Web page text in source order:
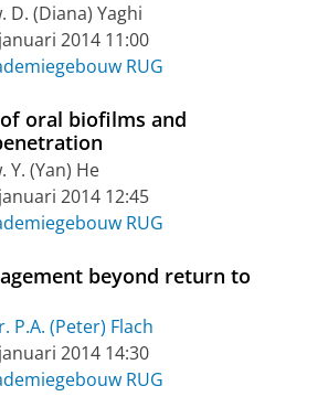
D. (Diana) Yaghi
2014 11:00
RUG
oral biofilms and
Y. (Yan) He
2014 12:45
RUG
beyond return to
P.A. (Peter) Flach
2014 14:30
RUG